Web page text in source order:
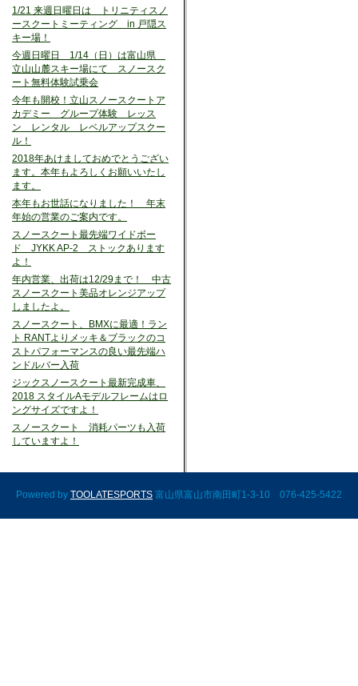
1/21 来週日曜日は トリニティスノ
ースクートミーティング in 戸隠ス
キー場！
今週日曜日 1/14（日）は富山県
立山山麓スキー場にて スノースク
ート無料体験試乗会
今年も開校！立山スノースクートア
カデミー グループ体験 レッス
ン レンタル レベルアップスクー
ル！
2018年あけましておめでとうござい
ます。本年もよろしくお願いいたし
ます。
本年もお世話になりました！ 年末
年始の営業のご案内です。
スノースクート最先端ワイドボー
ド JYKK AP-2 ストックあります
よ！
年内営業、出荷は12/29まで！ 中古
スノースクート美品オレンジアップ
しましたよ。
スノースクート、BMXに最適！ラン
ト RANTよりメッキ＆ブラックのコ
ストパフォーマンスの良い最先端ハ
ンドルバー入荷
ジックスノースクート最新完成車、
2018 スタイルAモデルフレームはロ
ングサイズですよ！
スノースクート 消耗パーツも入荷
していますよ！
Powered by TOOLATESPORTS 富山県富山市南田町1-3-10 076-425-5422